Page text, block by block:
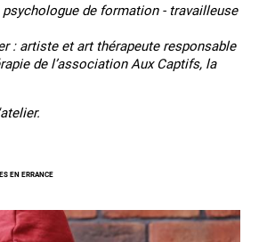
psychologue de formation - travailleuse
: artiste et art thérapeute responsable
de l’association Aux Captifs, la
EN ERRANCE